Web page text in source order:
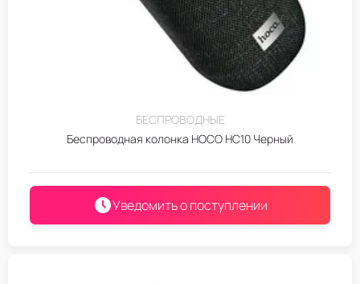
БЕСПРОВОДНЫЕ
Беспроводная колонка HOCO HC10 Черный
Уведомить о поступлении